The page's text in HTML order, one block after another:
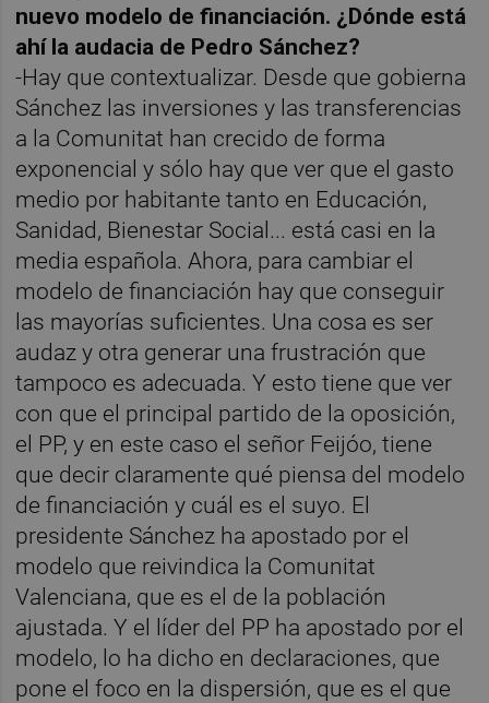
nuevo modelo de financiación. ¿Dónde está
ahí la audacia de Pedro Sánchez?
-Hay que contextualizar. Desde que gobierna
Sánchez las inversiones y las transferencias
a la Comunitat han crecido de forma
exponencial y sólo hay que ver que el gasto
medio por habitante tanto en Educación,
Sanidad, Bienestar Social... está casi en la
media española. Ahora, para cambiar el
modelo de financiación hay que conseguir
las mayorías suficientes. Una cosa es ser
audaz y otra generar una frustración que
tampoco es adecuada. Y esto tiene que ver
con que el principal partido de la oposición,
el PP, y en este caso el señor Feijóo, tiene
que decir claramente qué piensa del modelo
de financiación y cuál es el suyo. El
presidente Sánchez ha apostado por el
modelo que reivindica la Comunitat
Valenciana, que es el de la población
ajustada. Y el líder del PP ha apostado por el
modelo, lo ha dicho en declaraciones, que
pone el foco en la dispersión, que es el que